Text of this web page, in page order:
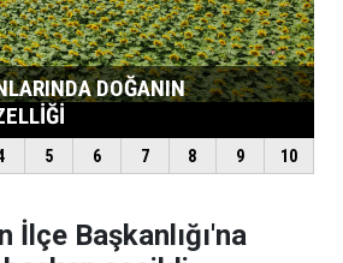
İlçe Başkanlığı'na